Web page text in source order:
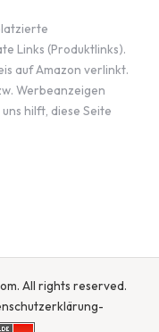
Links (Produktlinks).
auf Amazon verlinkt.
Werbeanzeigen
hilft, diese Seite
All rights reserved.
-